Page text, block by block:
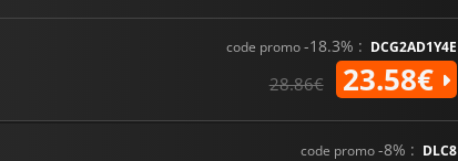
code promo-18.3% : DCG2AD1Y4E
28.86€ 23.58€
code promo-8% : DLC8